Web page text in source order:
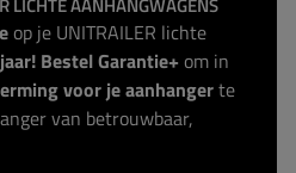
op je UNITRAILER lichte
Bestel Garantie+ om in
voor je aanhangerte
van betrouwbaar,